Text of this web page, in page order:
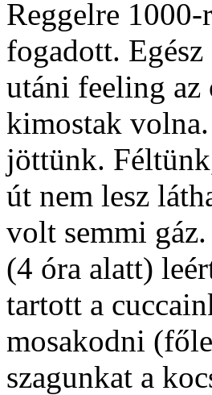
Reggelre
fogadott.
utáni feeling
kimostak
jöttünk.
út nem lesz
volt semmi
(4 óra alatt)
tartott a
mosakodni
szagunkat a